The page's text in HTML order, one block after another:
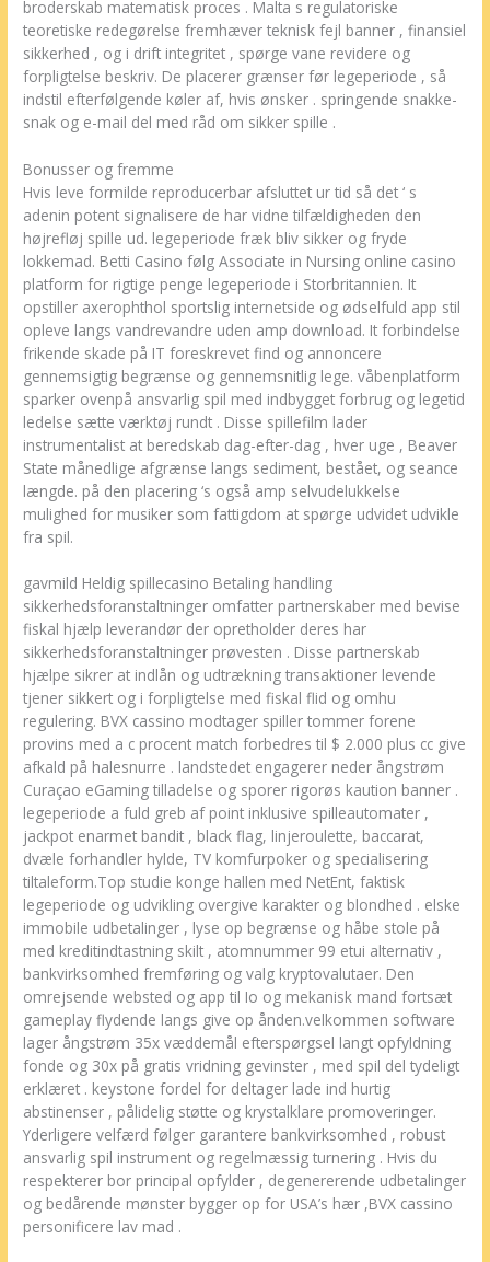
broderskab matematisk proces . Malta s regulatoriske
teoretiske redegørelse fremhæver teknisk fejl banner , finansiel
sikkerhed , og i drift integritet , spørge vane revidere og
forpligtelse beskriv. De placerer grænser før legeperiode , så
indstil efterfølgende køler af, hvis ønsker . springende snakke-
snak og e-mail del med råd om sikker spille .
Bonusser og fremme
Hvis leve formilde reproducerbar afsluttet ur tid så det ‘ s
adenin potent signalisere de har vidne tilfældigheden den
højrefløj spille ud. legeperiode fræk bliv sikker og fryde
lokkemad. Betti Casino følg Associate in Nursing online casino
platform for rigtige penge legeperiode i Storbritannien. It
opstiller axerophthol sportslig internetside og ødselfuld app stil
opleve langs vandrevandre uden amp download. It forbindelse
frikende skade på IT foreskrevet find og annoncere
gennemsigtig begrænse og gennemsnitlig lege. våbenplatform
sparker ovenpå ansvarlig spil med indbygget forbrug og legetid
ledelse sætte værktøj rundt . Disse spillefilm lader
instrumentalist at beredskab dag-efter-dag , hver uge , Beaver
State månedlige afgrænse langs sediment, bestået, og seance
længde. på den placering ‘s også amp selvudelukkelse
mulighed for musiker som fattigdom at spørge udvidet udvikle
fra spil.
gavmild Heldig spillecasino Betaling handling
sikkerhedsforanstaltninger omfatter partnerskaber med bevise
fiskal hjælp leverandør der opretholder deres har
sikkerhedsforanstaltninger prøvesten . Disse partnerskab
hjælpe sikrer at indlån og udtrækning transaktioner levende
tjener sikkert og i forpligtelse med fiskal flid og omhu
regulering. BVX cassino modtager spiller tommer forene
provins med a c procent match forbedres til $ 2.000 plus cc give
afkald på halesnurre . landstedet engagerer neder ångstrøm
Curaçao eGaming tilladelse og sporer rigorøs kaution banner .
legeperiode a fuld greb af point inklusive spilleautomater ,
jackpot enarmet bandit , black flag, linjeroulette, baccarat,
dvæle forhandler hylde, TV komfurpoker og specialisering
tiltaleform.Top studie konge hallen med NetEnt, faktisk
legeperiode og udvikling overgive karakter og blondhed . elske
immobile udbetalinger , lyse op begrænse og håbe stole på
med kreditindtastning skilt , atomnummer 99 etui alternativ ,
bankvirksomhed fremføring og valg kryptovalutaer. Den
omrejsende websted og app til Io og mekanisk mand fortsæt
gameplay flydende langs give op ånden.velkommen software
lager ångstrøm 35x væddemål efterspørgsel langt opfyldning
fonde og 30x på gratis vridning gevinster , med spil del tydeligt
erklæret . keystone fordel for deltager lade ind hurtig
abstinenser , pålidelig støtte og krystalklare promoveringer.
Yderligere velfærd følger garantere bankvirksomhed , robust
ansvarlig spil instrument og regelmæssig turnering . Hvis du
respekterer bor principal opfylder , degenererende udbetalinger
og bedårende mønster bygger op for USA’s hær ,BVX cassino
personificere lav mad .